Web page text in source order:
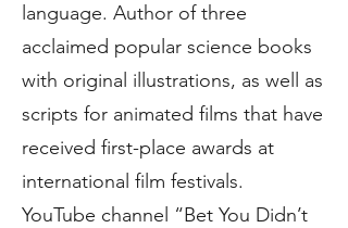
language. Author of three
acclaimed popular science books
with original illustrations, as well as
scripts for animated films that have
received first-place awards at
international film festivals.
YouTube channel “Bet You Didn’t